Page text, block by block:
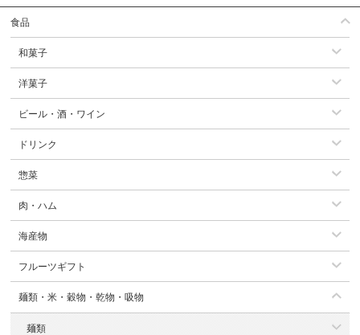
食品
和菓子
洋菓子
ビール・酒・ワイン
ドリンク
惣菜
肉・ハム
海産物
フルーツギフト
麺類・米・穀物・乾物・吸物
麺類